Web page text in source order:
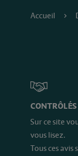
Accueil
CONTRÔLÉS
Sur ce site
vous lisez.
Tous ces avis